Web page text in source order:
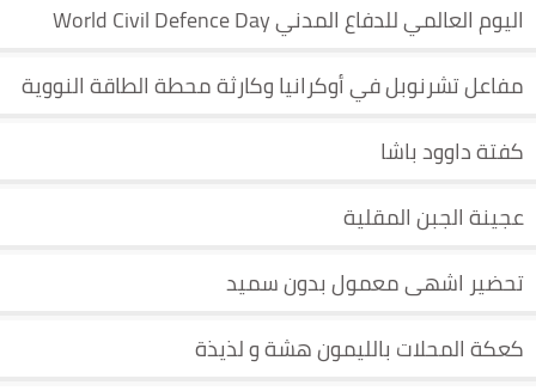
اليوم العالمي للدفاع المدني World Civil Defence Day
مفاعل تشرنوبل في أوكرانيا وكارثة محطة الطاقة النووية
كفتة داوود باشا
عجينة الجبن المقلية
تحضير اشهى معمول بدون سميد
كعكة المحلات بالليمون هشة و لذيذة